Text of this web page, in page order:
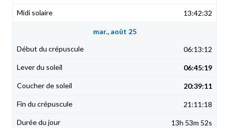
13:42:32
mar., août 25
06:13:12
06:45:19
20:39:11
21:11:18
13h 53m 52s